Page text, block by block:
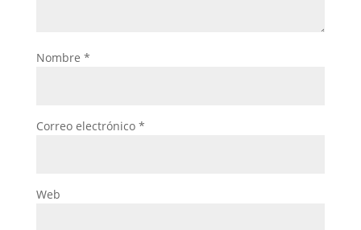
Nombre *
Correo electrónico *
Web